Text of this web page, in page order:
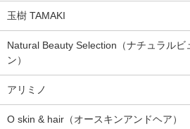
玉樹 TAMAKI
Natural Beauty Selection（ナチュラルビ
ン）
アリミノ
O skin & hair（オースキンアンドヘア）